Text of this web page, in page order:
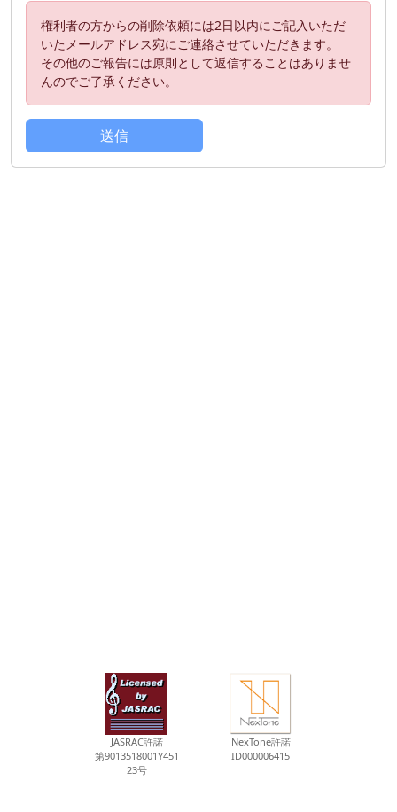
権利者の方からの削除依頼には2日以内にご記入いただ
いたメールアドレス宛にご連絡させていただきます。
その他のご報告には原則として返信することはありませ
んのでご了承ください。
JASRAC許諾
第9013518001Y451
23号
NexTone許諾
ID000006415